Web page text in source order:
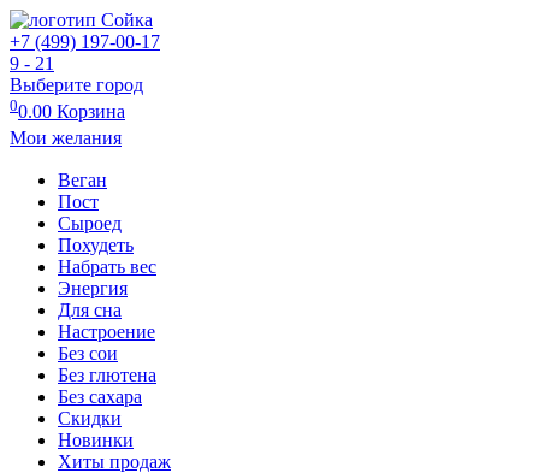
+7 (499) 197-00-17
9 - 21
Выберите город
00.00 Корзина
Мои желания
Веган
Пост
Сыроед
Похудеть
Набрать вес
Энергия
Для сна
Настроение
Без сои
Без глютена
Без сахара
Скидки
Новинки
Хиты продаж